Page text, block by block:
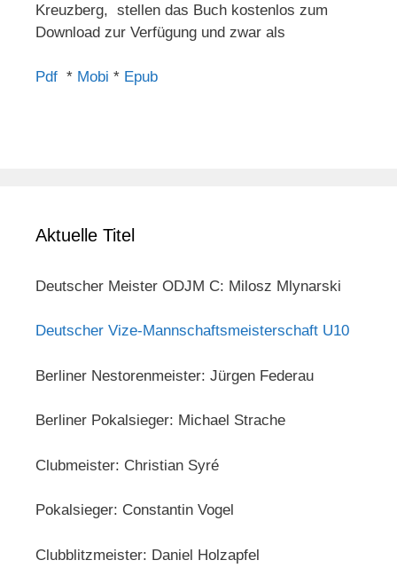
Kreuzberg, stellen das Buch kostenlos zum
Download zur Verfügung und zwar als
Pdf * Mobi * Epub
Aktuelle Titel
Deutscher Meister ODJM C: Milosz Mlynarski
Deutscher Vize-Mannschaftsmeisterschaft U10
Berliner Nestorenmeister: Jürgen Federau
Berliner Pokalsieger: Michael Strache
Clubmeister: Christian Syré
Pokalsieger: Constantin Vogel
Clubblitzmeister: Daniel Holzapfel